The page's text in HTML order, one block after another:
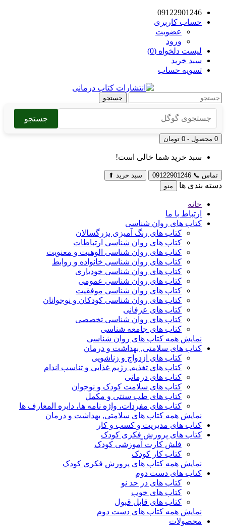
09122901246
حساب کاربری
عضویت
ورود
لیست دلخواه (0)
سبد خرید
تسویه حساب
جستجو
جستجو
0 محصول - 0 تومان
سبد خرید شما خالی است!
تماس 📞
09122901246 سبد خرید ⬆
دسته بندی ها منو
خانه
ارتباط با ما
کتاب های روان شناسی
کتاب های رنگ آمیزی بزرگسالان
کتاب های روان شناسی ارتباطات
کتاب های روان شناسی الوهیت و معنویت
کتاب های روان شناسی خانواده و روابط
کتاب های روان شناسی خودیاری
کتاب های روان شناسی عمومی
کتاب های روان شناسی موفقیت
کتاب های روان شناسی کودکان و نوجوانان
کتاب های عرفانی
کتاب های روان شناسی تخصصی
کتاب های جامعه شناسی
نمایش همه کتاب های روان شناسی
کتاب های سلامتی, بهداشت و درمان
کتاب های ازدواج و زناشویی
کتاب های تغذیه, رژیم غذایی و تناسب اندام
کتاب های درمانی
کتاب های سلامت کودک و نوجوان
کتاب های طب سنتی و مکمل
کتاب های مفردات، واژه نامه ها، دایره المعارف ها
نمایش همه کتاب های سلامتی, بهداشت و درمان
کتاب های مدیریت و کسب و کار
کتاب های پرورش فکری کودک
فلش کارت آموزشی کودک
کتاب کار کودک
نمایش همه کتاب های پرورش فکری کودک
کتاب های دست دوم
کتاب های در حد نو
کتاب های خوب
کتاب های قابل قبول
نمایش همه کتاب های دست دوم
محصولات